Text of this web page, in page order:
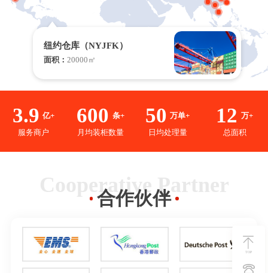
TOP
纽约仓库（NYJFK）
面积：20000㎡
3.9 亿+
服务商户
600 条+
月均装柜数量
50 万单+
日均处理量
12 万+
总面积
合作伙伴
Cooperative Partner